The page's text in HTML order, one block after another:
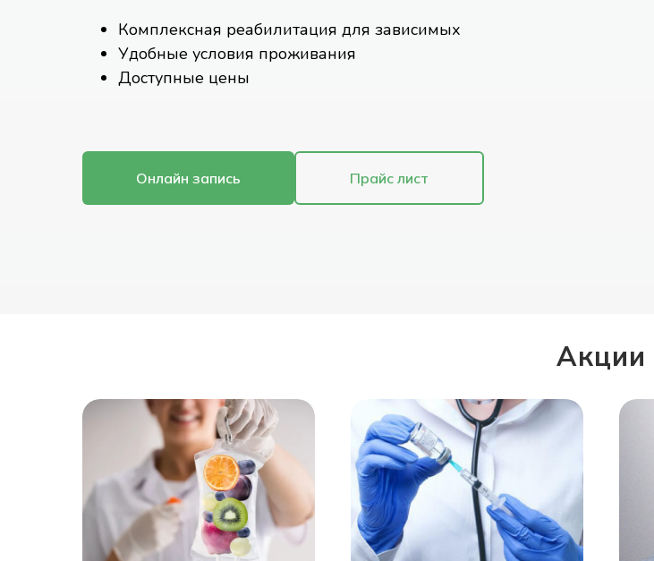
Комплексная реабилитация для зависимых
Удобные условия проживания
Доступные цены
Онлайн запись Прайс лист
Акции